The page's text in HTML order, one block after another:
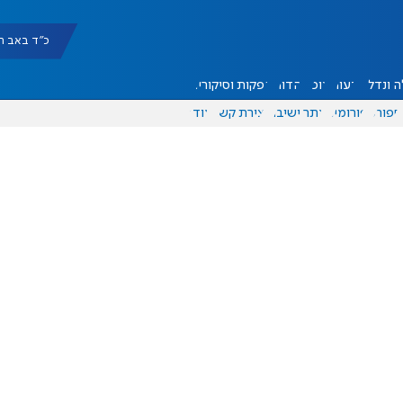
כ"ד באב תשפ"ו
ונדל"ן דעות אוכל יהדות הפקות וסיקורים
ספורט פורומים אתר ישיבה יצירת קשר עוד